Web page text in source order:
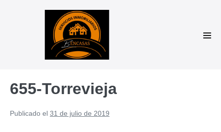
655-Torrevieja
Publicado el 31 de julio de 2019